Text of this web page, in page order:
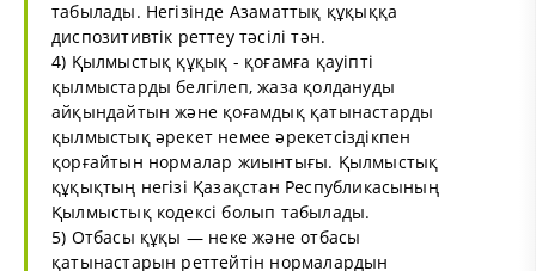
табылады. Негізінде Азаматтық құқыққа
диспозитивтік реттеу тәсілі тән.
4) Қылмыстық құқық - қоғамға қауіпті
қылмыстарды белгілеп, жаза қолдануды
айқындайтын және қоғамдық қатынастарды
қылмыстық әрекет немее әрекетсіздікпен
қорғайтын нормалар жиынтығы. Қылмыстық
құқықтың негізі Қазақстан Республикасының
Қылмыстық кодексі болып табылады.
5) Отбасы құқы — неке және отбасы
қатынастарын реттейтін нормалардын